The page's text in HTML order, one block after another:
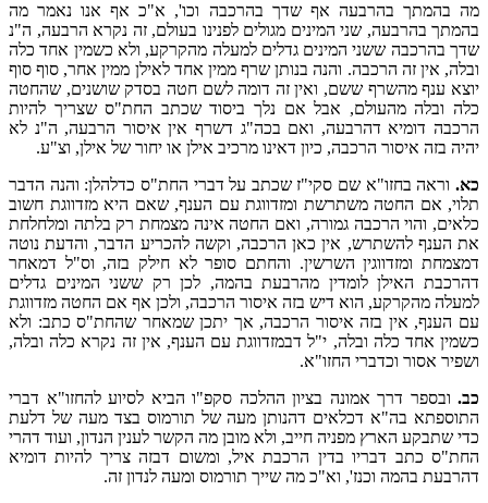
מה בהמתך בהרבעה אף שדך בהרכבה וכו', א"כ אף אנו נאמר מה
בהמתך בהרבעה, שני המינים מגולים לפנינו בעולם, זה נקרא הרבעה, ה"נ
שדך בהרכבה ששני המינים גדלים למעלה מהקרקע, ולא כשמין אחד כלה
ובלה, אין זה הרכבה. והנה בנותן שרף ממין אחד לאילן ממין אחר, סוף סוף
יוצא ענף מהשרף ששם, ואין זה דומה לשם חטה בסדק שושנים, שהחטה
כלה ובלה מהעולם, אבל אם נלך ביסוד שכתב החת"ס שצריך להיות
הרכבה דומיא דהרבעה, ואם בכה"ג דשרף אין איסור הרבעה, ה"נ לא
יהיה בזה איסור הרכבה, כיון דאינו מרכיב אילן או יחור של אילן, וצ"ע.
כא. וראה בחזו"א שם סקי"ז שכתב על דברי החת"ס כדלהלן: והנה הדבר
תלוי, אם החטה משתרשת ומזדווגת עם הענף, שאם היא מזדווגת חשוב
כלאים, והוי הרכבה גמורה, ואם החטה אינה מצמחת רק בלתה ומלחלחת
את הענף להשתרש, אין כאן הרכבה, וקשה להכריע הדבר, והדעת נוטה
דמצמחת ומזדווגין השרשין. והחתם סופר לא חילק בזה, וס"ל דמאחר
דהרכבת האילן לומדין מהרבעת בהמה, לכן רק ששני המינים גדלים
למעלה מהקרקע, הוא דיש בזה איסור הרכבה, ולכן אף אם החטה מזדווגת
עם הענף, אין בזה איסור הרכבה, אך יתכן שמאחר שהחת"ס כתב: ולא
כשמין אחד כלה ובלה, י"ל דבמזדווגת עם הענף, אין זה נקרא כלה ובלה,
ושפיר אסור וכדברי החזו"א.
כב. ובספר דרך אמונה בציון ההלכה סקפ"ו הביא לסיוע להחזו"א דברי
התוספתא בה"א דכלאים דהנותן מעה של תורמוס בצד מעה של דלעת
כדי שתבקע הארץ מפניה חייב, ולא מובן מה הקשר לענין הנדון, ועוד דהרי
החת"ס כתב דבריו בדין הרכבת איל, ומשום דבזה צריך להיות דומיא
דהרבעת בהמה וכנז', וא"כ מה שייך תורמוס ומעה לנדון זה.